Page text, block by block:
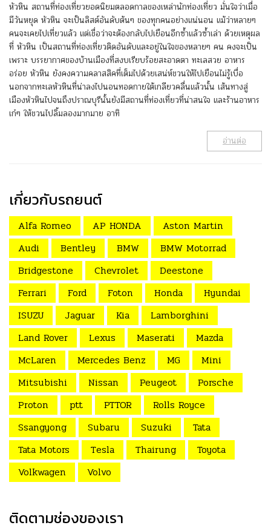
หัวหิน สถานที่ท่องเที่ยวยอดนิยมตลอดกาลของเหล่านักท่องเที่ยว มั่นใจว่าเมื่อ
มีวันหยุด หัวหิน จะเป็นลิสต์อันดับต้นๆ ของทุกคนอย่างแน่นอน แม้ว่าหลายๆ
คนจะเคยไปเที่ยวแล้ว แต่เชื่อว่าจะต้องกลับไปเยือนอีกซ้ำแล้วซ้ำเล่า ด้วยเหตุผล
ที่ หัวหิน เป็นสถานที่ท่องเที่ยวติดอันดับและอยู่ในใจของหลายๆ คน คงจะเป็น
เพราะ บรรยากาศของบ้านเมืองที่สงบเรียบร้อยสะอาดตา ทะเลสวย อาหาร
อร่อย หัวหิน ยังคงความคลาสสิคที่เต็มไปด้วยเสน่ห์ชวนให้ไปเยือนไม่รู้เบื่อ
นอกจากทะเลหัวหินที่น่าลงไปนอนทอดกายใต้เกลียวคลื่นแล้วนั้น เส้นทางสู่
เมืองหัวหินไปจนถึงปราณบุรีนั้นยังมีสถานที่ท่องเที่ยวที่น่าสนใจ และร้านอาหาร
เก๋ๆ ให้ชวนไปลิ้มลองมากมาย อาทิ
อ่านต่อ
เกี่ยวกับรถยนต์
Alfa Romeo AP HONDA
Aston Martin
Audi
Bentley BMW
BMW Motorrad
Bridgestone
Chevrolet
Deestone
Ferrari
Ford Foton Honda
Hyundai
ISUZU
Jaguar Kia
Lamborghini
Land Rover
Lexus Maserati
Mazda
McLaren
Mercedes Benz MG
Mini
Mitsubishi
Nissan Peugeot
Porsche
Proton
ptt PTTOR
Rolls Royce
Ssangyong
Subaru Suzuki
Tata
Tata Motors
Tesla Thairung
Toyota
Volkwagen
Volvo
ติดตามช่องของเรา